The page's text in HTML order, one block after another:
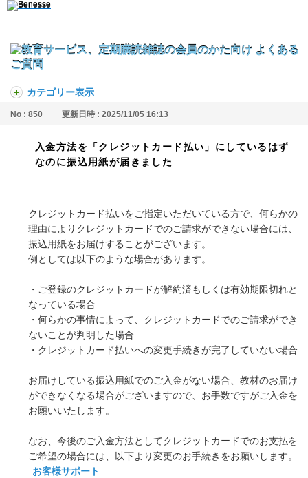
カテゴリー表示
No : 850 更新日時 : 2025/11/05 16:13
入金方法を「クレジットカード払い」にしているはず
なのに振込用紙が届きました
クレジットカード払いをご指定いただいている方で、何らかの
理由によりクレジットカードでのご請求ができない場合には、
振込用紙をお届けすることがございます。
例としては以下のような場合があります。
・ご登録のクレジットカードが解約済もしくは有効期限切れと
なっている場合
・何らかの事情によって、クレジットカードでのご請求ができ
ないことが判明した場合
・クレジットカード払いへの変更手続きが完了していない場合
お届けしている振込用紙でのご入金がない場合、教材のお届け
ができなくなる場合がございますので、お手数ですがご入金を
お願いいたします。
なお、今後のご入金方法としてクレジットカードでのお支払を
ご希望の場合には、以下より変更のお手続きをお願いします。
お客様サポート